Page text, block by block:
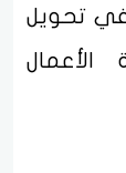
تحويل